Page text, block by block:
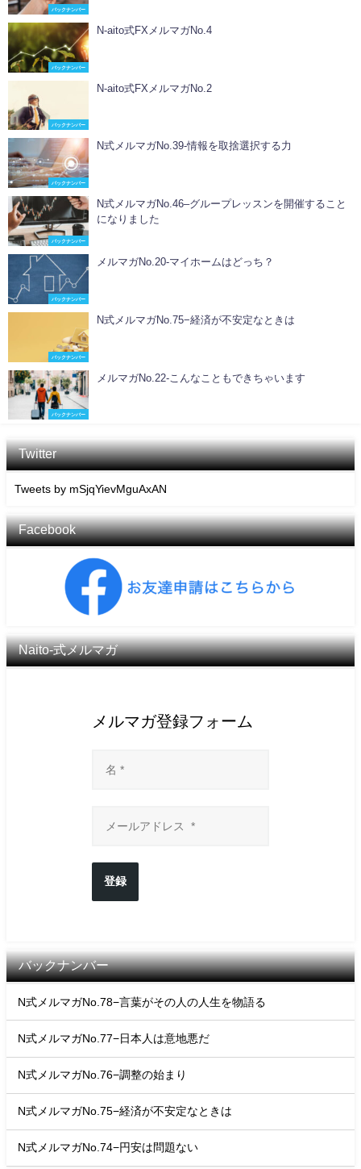
バックナンバー
バックナンバー
N-aito式FXメルマガNo.4
バックナンバー
N-aito式FXメルマガNo.2
バックナンバー
N式メルマガNo.39-情報を取捨選択する力
バックナンバー
N式メルマガNo.46–グループレッスンを開催すること
になりました
バックナンバー
メルマガNo.20-マイホームはどっち？
バックナンバー
N式メルマガNo.75−経済が不安定なときは
バックナンバー
メルマガNo.22-こんなこともできちゃいます
Twitter
Tweets by mSjqYievMguAxAN
Facebook
Naito-式メルマガ
メルマガ登録フォーム
登録
バックナンバー
N式メルマガNo.78−言葉がその人の人生を物語る
N式メルマガNo.77−日本人は意地悪だ
N式メルマガNo.76−調整の始まり
N式メルマガNo.75−経済が不安定なときは
N式メルマガNo.74−円安は問題ない